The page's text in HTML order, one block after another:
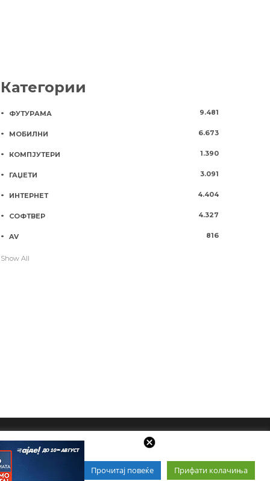
Категории
ФУТУРАМА 9.481
МОБИЛНИ 6.673
КОМПЈУТЕРИ 1.390
ГАЏЕТИ 3.091
ИНТЕРНЕТ 4.404
СОФТВЕР 4.327
AV 816
Show All
Прочитај повеќе Прифати колачиња